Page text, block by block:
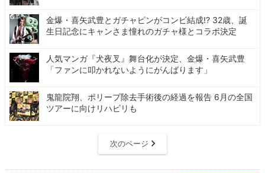
金爆・喜矢武豊とガチャピンがコンビ結成!? 32歳、誕
生日記念にキャンさま憧れのガチャ様とコラボ決定
人気マンガ『犬夜叉』舞台化が決定、金爆・喜矢武豊
「ファンに叩かれないようにがんばります」
鬼龍院翔、ポリープ除去手術後の経過を報告 6月の全国
ツアーに向けリハビリも
次のページ